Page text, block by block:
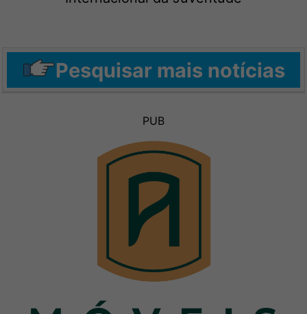
Pesquisar mais notícias
PUB